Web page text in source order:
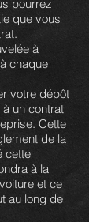
pourrez
que vous
à
chaque
votre dépôt
un contrat
Cette
de la
cette
à la
et ce
au long de